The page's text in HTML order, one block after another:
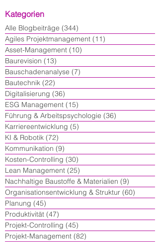
Kategorien
Alle Blogbeiträge (344)
Agiles Projektmanagement (11)
Asset-Management (10)
Baurevision (13)
Bauschadenanalyse (7)
Bautechnik (22)
Digitalisierung (36)
ESG Management (15)
Führung & Arbeitspsychologie (36)
Karriereentwicklung (5)
KI & Robotik (72)
Kommunikation (9)
Kosten-Controlling (30)
Lean Management (25)
Nachhaltige Baustoffe & Materialien (9)
Organisationsentwicklung & Struktur (60)
Planung (45)
Produktivität (47)
Projekt-Controlling (45)
Projekt-Management (82)